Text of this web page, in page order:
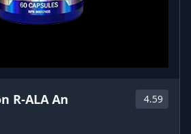
μυϊκής πρωτεΐνης και
της μυϊκής πρωτεΐνης.4
σύνθεση του σώματος*.
περιέχει επίσης την πιο
R-ALA An 4.59